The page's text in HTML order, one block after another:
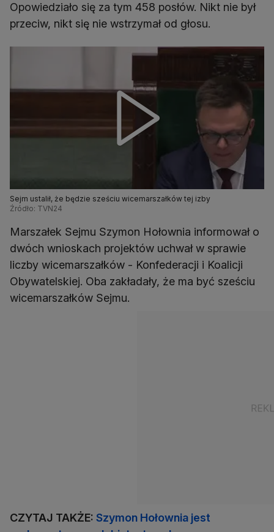
Opowiedziało się za tym 458 posłów. Nikt nie był
przeciw, nikt się nie wstrzymał od głosu.
Sejm ustalił, że będzie sześciu wicemarszałków tej izby
Źródło: TVN24
Marszałek Sejmu Szymon Hołownia informował o
dwóch wnioskach projektów uchwał w sprawie
liczby wicemarszałków - Konfederacji i Koalicji
Obywatelskiej. Oba zakładały, że ma być sześciu
wicemarszałków Sejmu.
CZYTAJ TAKŻE: Szymon Hołownia jest